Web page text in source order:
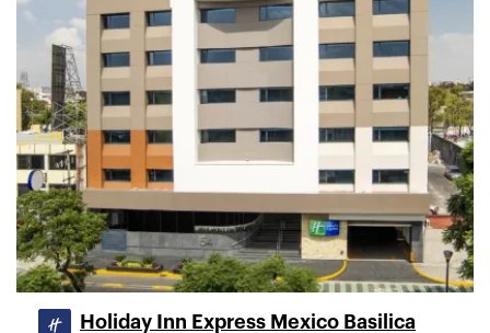
Holiday Inn Express Mexico Basilica